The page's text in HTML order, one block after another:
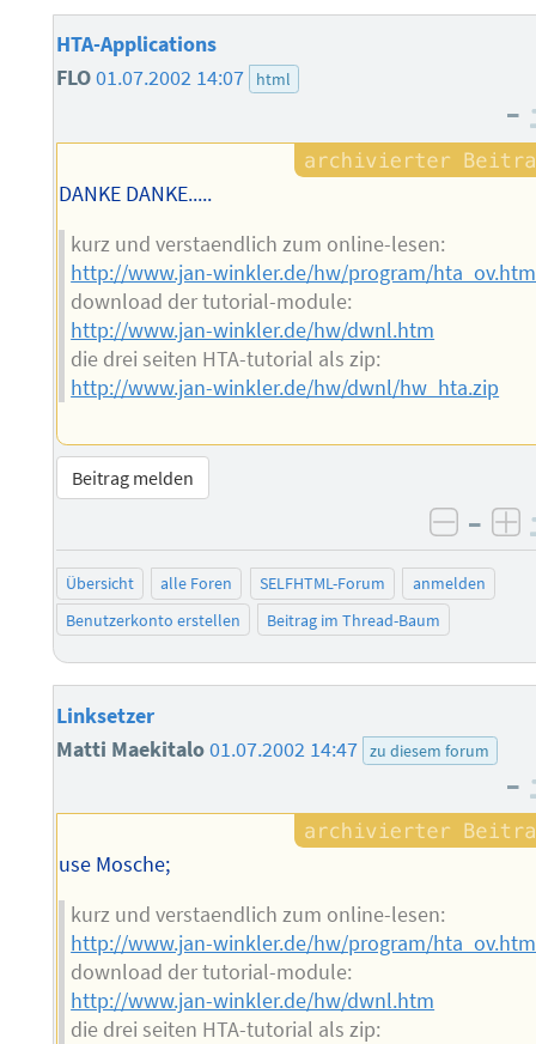
HTA-Applications
FLO01.07.2002 14:07 html
–
DANKE DANKE.....
kurz und verstaendlich zum online-lesen:
http://www.jan-winkler.de/hw/program/hta_ov.htm
download der tutorial-module:
http://www.jan-winkler.de/hw/dwnl.htm
die drei seiten HTA-tutorial als zip:
http://www.jan-winkler.de/hw/dwnl/hw_hta.zip
Beitrag melden
–
Übersicht alle Foren SELFHTML-Forum
anmelden
Benutzerkonto erstellen
Beitrag im Thread-Baum
Linksetzer
Matti Maekitalo01.07.2002 14:47 zu diesem forum
–
use Mosche;
kurz und verstaendlich zum online-lesen:
http://www.jan-winkler.de/hw/program/hta_ov.htm
download der tutorial-module:
http://www.jan-winkler.de/hw/dwnl.htm
die drei seiten HTA-tutorial als zip: